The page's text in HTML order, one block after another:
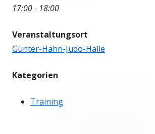
17:00 - 18:00
Veranstaltungsort
Günter-Hahn-Judo-Halle
Kategorien
Training